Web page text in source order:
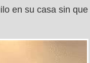
en su casa sin que